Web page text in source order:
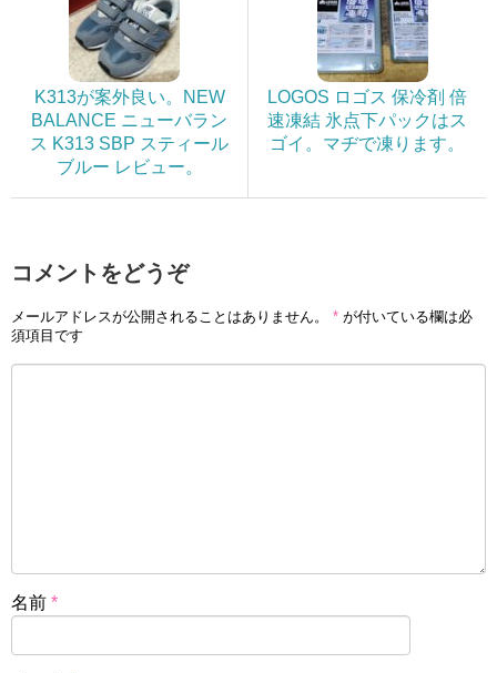
K313が案外良い。NEW
BALANCE ニューバラン
ス K313 SBP スティール
ブルー レビュー。
LOGOS ロゴス 保冷剤 倍
速凍結 氷点下パックはス
ゴイ。マヂで凍ります。
コメントをどうぞ
メールアドレスが公開されることはありません。 * が付いている欄は必
須項目です
名前 *